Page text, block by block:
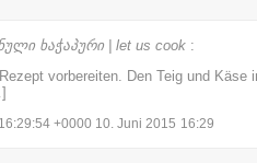
ხაჭაპური | let us cook :
vorbereiten. Den Teig und Käse
+0000 10. Juni 2015 16:29